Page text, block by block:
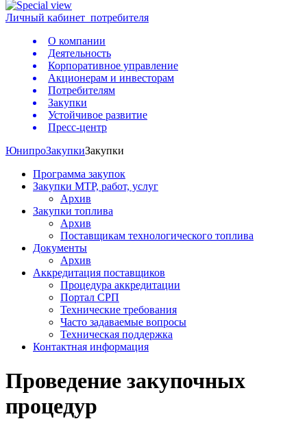
Личный кабинет потребителя
О компании
Деятельность
Корпоративное управление
Акционерам и инвесторам
Потребителям
Закупки
Устойчивое развитие
Пресс-центр
ЮнипроЗакупкиЗакупки
Программа закупок
Закупки МТР, работ, услуг
Архив
Закупки топлива
Архив
Поставщикам технологического топлива
Документы
Архив
Аккредитация поставщиков
Процедура аккредитации
Портал СРП
Технические требования
Часто задаваемые вопросы
Техническая поддержка
Контактная информация
Проведение закупочных
процедур